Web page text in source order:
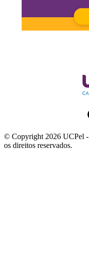
© Copyright 2026 UCPel -
os direitos reservados.